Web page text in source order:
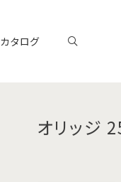
カタログ
オリッジ